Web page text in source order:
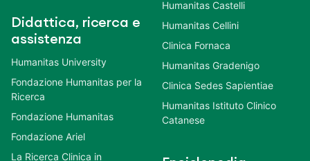
Didattica, ricerca e
assistenza
Humanitas University
Fondazione Humanitas per la
Ricerca
Fondazione Humanitas
Fondazione Ariel
La Ricerca Clinica in
Humanitas Castelli
Humanitas Cellini
Clinica Fornaca
Humanitas Gradenigo
Clinica Sedes Sapientiae
Humanitas Istituto Clinico
Catanese